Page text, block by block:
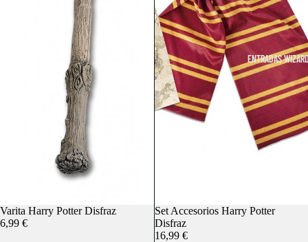
ENTRADAS
Agotado
Varita Harry Potter Disfraz
6,99 €
Set Accesorios Harry Potter
Disfraz
16,99 €